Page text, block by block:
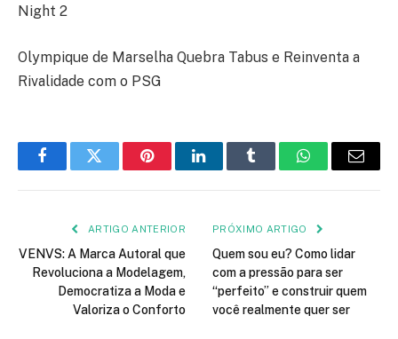
Night 2
Olympique de Marselha Quebra Tabus e Reinventa a
Rivalidade com o PSG
FacebookTwitter PinterestLinkedInTumblr WhatsApp
E-
ARTIGO ANTERIOR
VENVS: A Marca Autoral que
Revoluciona a Modelagem,
Democratiza a Moda e
Valoriza o Conforto
PRÓXIMO ARTIGO
Quem sou eu? Como lidar
com a pressão para ser
“perfeito” e construir quem
você realmente quer ser